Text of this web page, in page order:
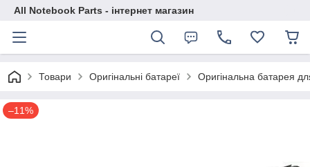
All Notebook Parts - інтернет магазин
Товари Оригінальні батареї Оригінальна батарея
–11%